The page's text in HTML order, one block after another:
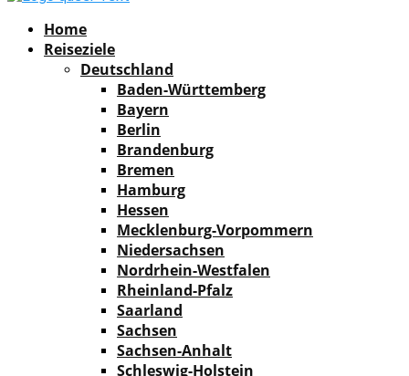
Home
Reiseziele
Deutschland
Baden-Württemberg
Bayern
Berlin
Brandenburg
Bremen
Hamburg
Hessen
Mecklenburg-Vorpommern
Niedersachsen
Nordrhein-Westfalen
Rheinland-Pfalz
Saarland
Sachsen
Sachsen-Anhalt
Schleswig-Holstein